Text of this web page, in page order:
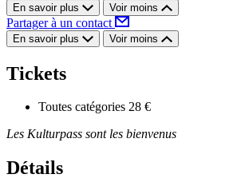
En savoir plus Voir moins
Partager à un contact
En savoir plus Voir moins
Tickets
Toutes catégories 28 €
Les Kulturpass sont les bienvenus
Détails